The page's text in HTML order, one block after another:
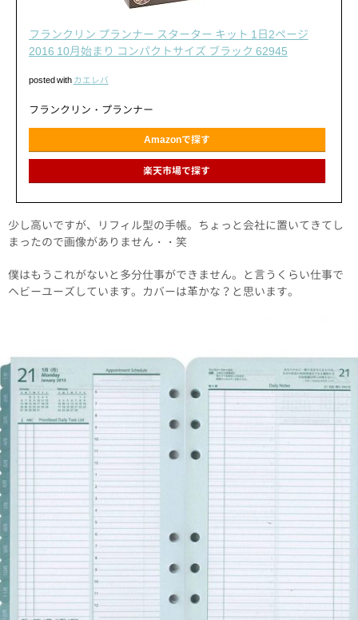
フランクリン プランナー スターター キット 1日2ページ
2016 10月始まり コンパクトサイズ ブラック 62945
posted with カエレバ
フランクリン・プランナー
Amazonで探す
楽天市場で探す
少し高いですが、リフィル型の手帳。ちょっと会社に置いてきてし
まったので画像がありません・・笑
僕はもうこれがないと多分仕事ができません。と言うくらい仕事で
ヘビーユーズしています。カバーは革かな？と思います。